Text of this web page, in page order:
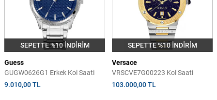
SEPETTE %10 İNDİRİM
Guess
GUGW0626G1 Erkek Kol Saati
9.010,00 TL
SEPETTE %10 İNDİRİM
Versace
VRSCVE7G00223 Kol Saati
103.000,00 TL